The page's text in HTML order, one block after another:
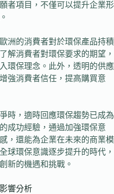
者項目，不僅可以提升企業形
洲的消費者對於環保產品持積
解消費者對環保要求的期望，
環保理念。此外，透明的供應
強消費者信任，提高購買意
時，適時回應環保趨勢已成為
成功經驗，通過加強環保意
，還能為企業在未來的商業模
球環保意識逐步提升的時代，
新的機遇和挑戰。
響分析